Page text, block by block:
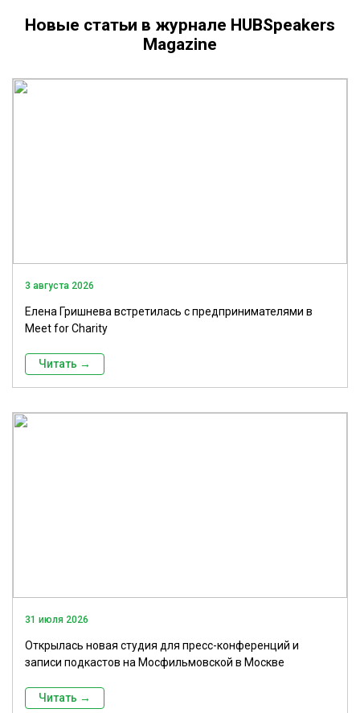
Новые статьи в журнале HUBSpeakers
Magazine
3 августа 2026
Елена Гришнева встретилась с предпринимателями в
Meet for Charity
Читать →
31 июля 2026
Открылась новая студия для пресс-конференций и
записи подкастов на Мосфильмовской в Москве
Читать →